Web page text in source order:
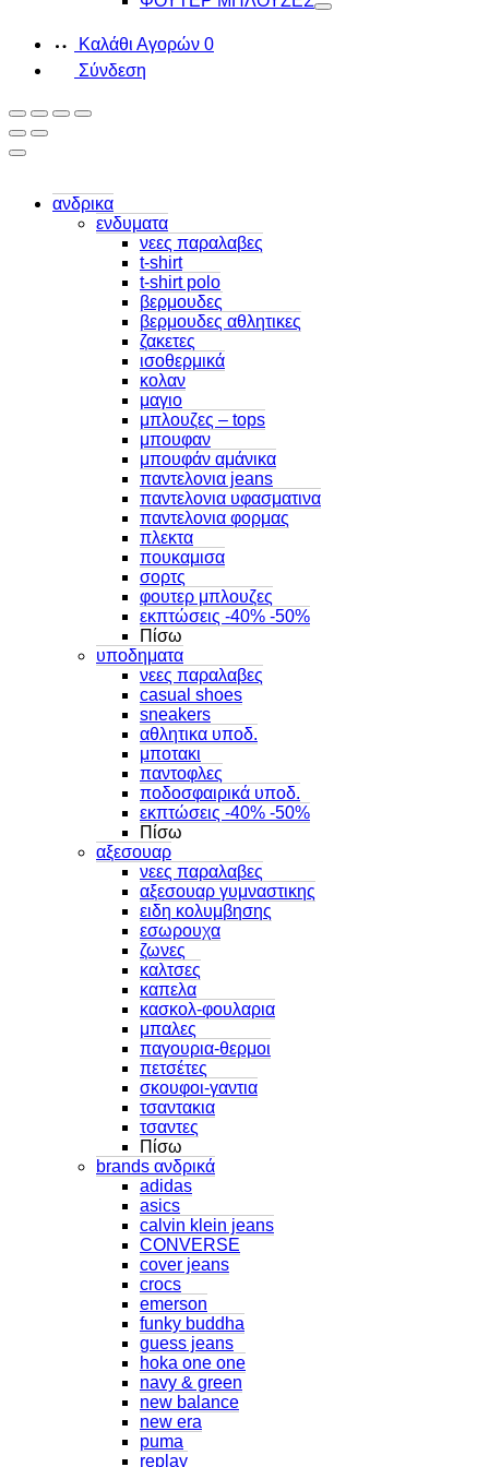
Toggle
Καλάθι Αγορών 0
Σύνδεση
ανδρικα
ενδυματα
νεες παραλαβες
t-shirt
t-shirt polo
βερμουδες
βερμουδες αθλητικες
ζακετες
ισοθερμικά
κολαν
μαγιο
μπλουζες – tops
μπουφαν
μπουφάν αμάνικα
παντελονια jeans
παντελονια υφασματινα
παντελονια φορμας
πλεκτα
πουκαμισα
σορτς
φουτερ μπλουζες
εκπτώσεις -40% -50%
Πίσω
υποδηματα
νεες παραλαβες
casual shoes
sneakers
αθλητικα υποδ.
μποτακι
παντοφλες
ποδοσφαιρικά υποδ.
εκπτώσεις -40% -50%
Πίσω
αξεσουαρ
νεες παραλαβες
αξεσουαρ γυμναστικης
ειδη κολυμβησης
εσωρουχα
ζωνες
καλτσες
καπελα
κασκολ-φουλαρια
μπαλες
παγουρια-θερμοι
πετσέτες
σκουφοι-γαντια
τσαντακια
τσαντες
Πίσω
brands ανδρικά
adidas
asics
calvin klein jeans
CONVERSE
cover jeans
crocs
emerson
funky buddha
guess jeans
hoka one one
navy & green
new balance
new era
puma
replay